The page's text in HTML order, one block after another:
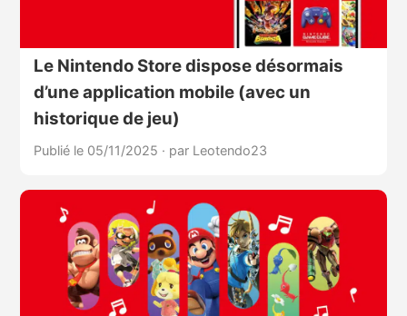
Le Nintendo Store dispose désormais
d’une application mobile (avec un
historique de jeu)
Publié le 05/11/2025 · par Leotendo23